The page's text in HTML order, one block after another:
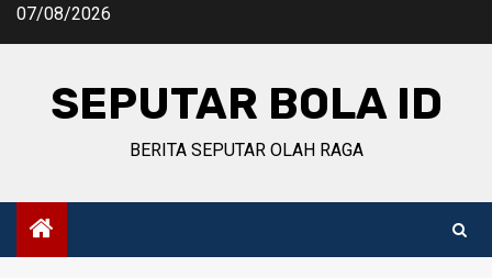
Skip07/08/2026
SEPUTAR BOLA ID
BERITA SEPUTAR OLAH RAGA